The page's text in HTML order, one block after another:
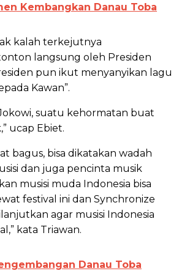
Kembangkan Danau Toba
kalah terkejutnya
langsung oleh Presiden
pun ikut menyanyikan lagu
Kawan”.
suatu kehormatan buat
ucap Ebiet.
bagus, bisa dikatakan wadah
dan juga pencinta musik
musisi muda Indonesia bisa
festival ini dan Synchronize
agar musisi Indonesia
kata Triawan.
Danau Toba